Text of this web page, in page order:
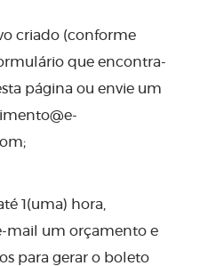
criado (conforme
que encontra-
página ou envie um
;
1(uma) hora,
mail um orçamento e
para gerar o boleto